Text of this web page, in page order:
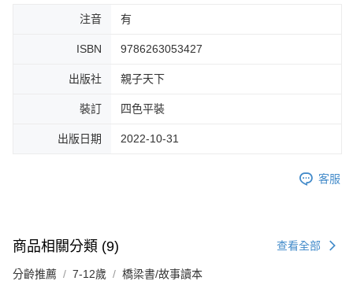
注音 有
ISBN 9786263053427
出版社 親子天下
裝訂 四色平裝
出版日期 2022-10-31
客服
商品相關分類 (9) 查看全部
分齡推薦 7-12歲 橋梁書/故事讀本